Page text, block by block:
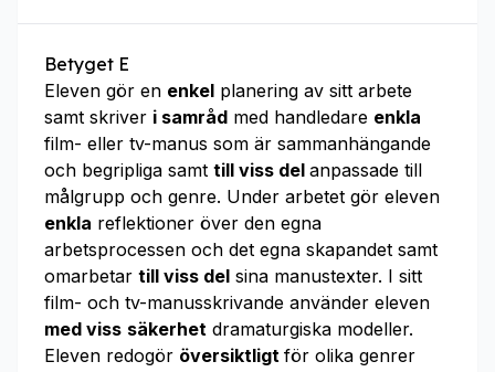
Betyget E
Eleven gör en enkel planering av sitt arbete
samt skriver i samråd med handledare enkla
film- eller tv-manus som är sammanhängande
och begripliga samt till viss del anpassade till
målgrupp och genre. Under arbetet gör eleven
enkla reflektioner över den egna
arbetsprocessen och det egna skapandet samt
omarbetar till viss del sina manustexter. I sitt
film- och tv-manusskrivande använder eleven
med viss säkerhet dramaturgiska modeller.
Eleven redogör översiktligt för olika genrer